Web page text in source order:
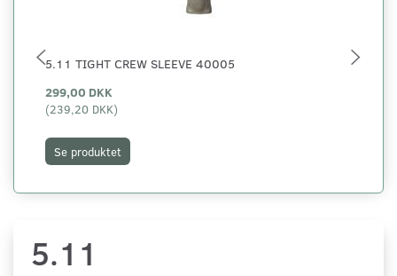
5.11 TIGHT CREW SLEEVE 40005
299,00 DKK
(239,20 DKK)
Se produktet
5.11